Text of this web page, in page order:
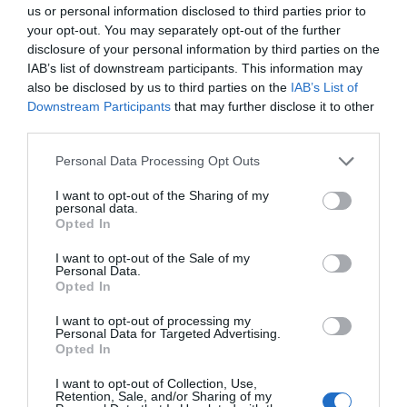
us or personal information disclosed to third parties prior to
your opt-out. You may separately opt-out of the further
disclosure of your personal information by third parties on the
IAB’s list of downstream participants. This information may
also be disclosed by us to third parties on the IAB’s List of
Downstream Participants that may further disclose it to other
Personal Data Processing Opt Outs
I want to opt-out of the Sharing of my
personal data.
Opted In
I want to opt-out of the Sale of my
Personal Data.
Opted In
I want to opt-out of processing my
Personal Data for Targeted Advertising.
Opted In
I want to opt-out of Collection, Use,
Retention, Sale, and/or Sharing of my